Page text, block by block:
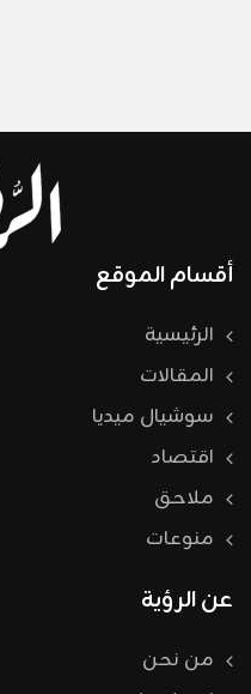
أقسام الموقع
الرئيسية
المقالات
سوشيال ميديا
اقتصاد
ملاحق
منوعات
عن الرؤية
من نحن